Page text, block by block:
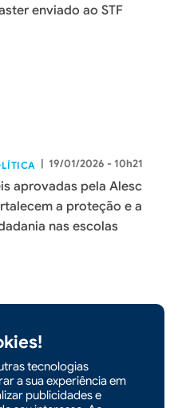
tecnologias
a sua experiência em
publicidades e
enviado ao STF
| 19/01/2026 - 10h21
aprovadas pela Alesc
a proteção e a
nas escolas
| 14/01/2026 - 09h06
no STF mira Lulinha